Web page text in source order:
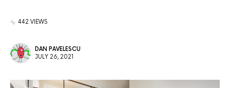
442 VIEWS
DAN PAVELESCU
JULY 26, 2021